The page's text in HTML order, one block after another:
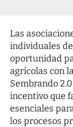
Las
individuales
oportunidad
agrícolas con
Sembrando
incentivo que
esenciales
los procesos